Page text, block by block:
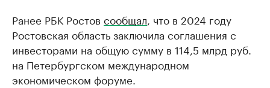
Ранее РБК Ростов сообщал , что в 2024 году
Ростовская область заключила соглашения с
инвесторами на общую сумму в 114,5 млрд руб.
на Петербургском международном
экономическом форуме.